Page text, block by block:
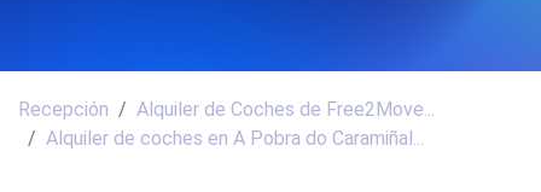
Recepción
Alquiler de Coches de Free2Move...
Alquiler de coches en A Pobra do Caramiñal...